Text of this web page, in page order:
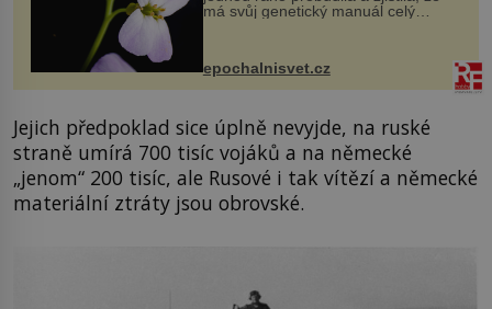
má svůj genetický manuál celý
vstupenka...
epochalnisvet.cz
Jejich předpoklad sice úplně nevyjde, na ruské
straně umírá 700 tisíc vojáků a na německé
„jenom“ 200 tisíc, ale Rusové i tak vítězí a německé
materiální ztráty jsou obrovské.